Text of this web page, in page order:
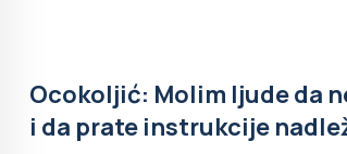
Ocokoljić: Molim ljude da
i da prate instrukcije